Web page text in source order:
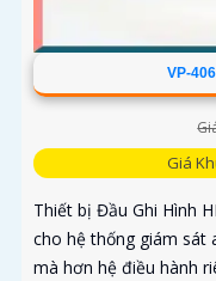
VP-
Giá
Thiết bị Đầu Ghi Hình
cho hệ thống giám sát
mà hơn hệ điều hành